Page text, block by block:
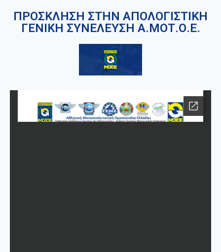
ΠΡΟΣΚΛΗΣΗ ΣΤΗΝ ΑΠΟΛΟΓΙΣΤΙΚΗ
ΓΕΝΙΚΗ ΣΥΝΕΛΕΥΣΗ Α.ΜΟΤ.Ο.Ε.